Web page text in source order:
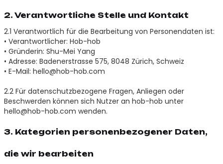
2. Verantwortliche Stelle und Kontakt
2.1 Verantwortlich für die Bearbeitung von Personendaten ist:
• Verantwortlicher: Hob-hob
• Gründerin: Shu-Mei Yang
• Adresse: Badenerstrasse 575, 8048 Zürich, Schweiz
• E-Mail: hello@hob-hob.com
2.2 Für datenschutzbezogene Fragen, Anliegen oder
Beschwerden können sich Nutzer an hob-hob unter
hello@hob-hob.com wenden.
3. Kategorien personenbezogener Daten,
die wir bearbeiten